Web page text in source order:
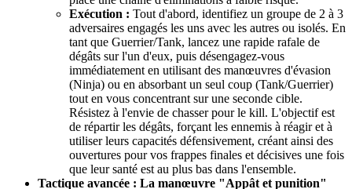
Exécution : Tout d'abord, identifiez un groupe de 2 à 3
adversaires engagés les uns avec les autres ou isolés. En
tant que Guerrier/Tank, lancez une rapide rafale de
dégâts sur l'un d'eux, puis désengagez-vous
immédiatement en utilisant des manœuvres d'évasion
(Ninja) ou en absorbant un seul coup (Tank/Guerrier)
tout en vous concentrant sur une seconde cible.
Résistez à l'envie de chasser pour le kill. L'objectif est
de répartir les dégâts, forçant les ennemis à réagir et à
utiliser leurs capacités défensivement, créant ainsi des
ouvertures pour vos frappes finales et décisives une fois
que leur santé est au plus bas dans l'ensemble.
Tactique avancée : La manœuvre "Appât et punition"